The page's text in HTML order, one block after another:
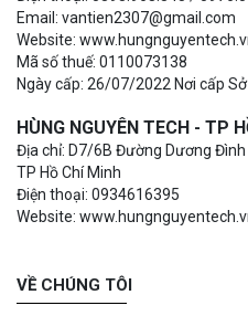
Email: vantien2307@gmail.com
Website:
Mã số thuế: 0110073138
Ngày cấp: 26/07/2022 Nơi cấp
HÙNG NGUYÊN TECH - TP
Địa chỉ: D7/6B Đường Dương Đình
TP Hồ Chí Minh
Điện thoại: 0934616395
Website:
VỀ CHÚNG TÔI